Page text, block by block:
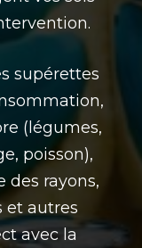
supérettes
(légumes,
poisson),
des rayons,
et autres
avec la